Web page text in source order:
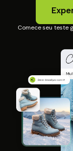
Comece seu teste